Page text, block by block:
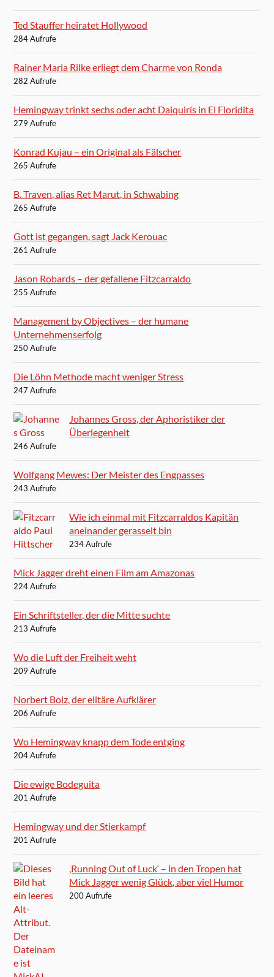
Ted Stauffer heiratet Hollywood
284 Aufrufe
Rainer Maria Rilke erliegt dem Charme von Ronda
282 Aufrufe
Hemingway trinkt sechs oder acht Daiquirís in El Floridita
279 Aufrufe
Konrad Kujau – ein Original als Fälscher
265 Aufrufe
B. Traven, alias Ret Marut, in Schwabing
265 Aufrufe
Gott ist gegangen, sagt Jack Kerouac
261 Aufrufe
Jason Robards – der gefallene Fitzcarraldo
255 Aufrufe
Management by Objectives – der humane
Unternehmenserfolg
250 Aufrufe
Die Löhn Methode macht weniger Stress
247 Aufrufe
Johannes Gross, der Aphoristiker der
Überlegenheit
246 Aufrufe
Wolfgang Mewes: Der Meister des Engpasses
243 Aufrufe
Wie ich einmal mit Fitzcarraldos Kapitän
aneinander gerasselt bin
234 Aufrufe
Mick Jagger dreht einen Film am Amazonas
224 Aufrufe
Ein Schriftsteller, der die Mitte suchte
213 Aufrufe
Wo die Luft der Freiheit weht
209 Aufrufe
Norbert Bolz, der elitäre Aufklärer
206 Aufrufe
Wo Hemingway knapp dem Tode entging
204 Aufrufe
Die ewige Bodeguita
201 Aufrufe
Hemingway und der Stierkampf
201 Aufrufe
‚Running Out of Luck‘ – in den Tropen hat
Mick Jagger wenig Glück, aber viel Humor
200 Aufrufe